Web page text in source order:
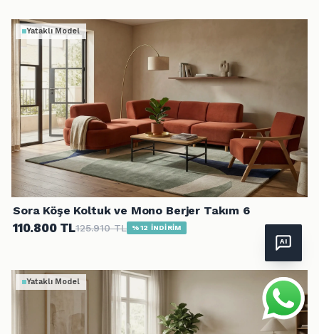
Yataklı Model
Sora Köşe Koltuk ve Mono Berjer Takım 6
110.800 TL125.910 TL %12 İNDİRİM
Yataklı Model
ÜCRETSİZ NUMUNE · KAPINDA
Kumaşı önce evinde dene
8 adete kadar ücretsiz numune kapına gelsin. Ertesi iş günü
kargoda.
NUMUNELERİ SEÇ ŞİMDİ DEĞİL
ÜCRETSİZ LAB ONAYLI 1 GÜNDE KARGO